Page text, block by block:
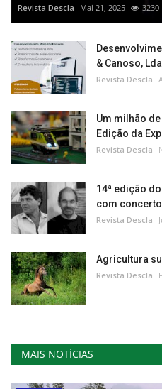
Revista Descla Mai 21, 2025 3230
& Canoso,
Revista Descla
Um milhão de
Edição da
Revista Descla
14ª edição
com
Revista Descla
Agricultura
Revista Descla
MAIS NOTÍCIAS